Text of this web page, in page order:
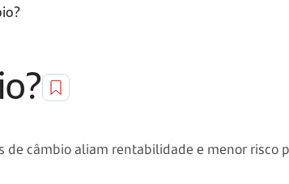
câmbio aliam rentabilidade e menor risco